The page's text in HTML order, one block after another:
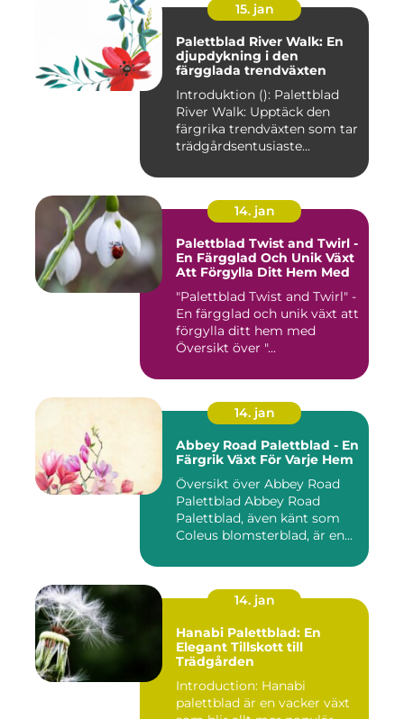
15. jan
Palettblad River Walk: En
djupdykning i den
färgglada trendväxten
Introduktion (): Palettblad
River Walk: Upptäck den
färgrika trendväxten som tar
trädgårdsentusiaste...
14. jan
Palettblad Twist and Twirl -
En Färgglad Och Unik Växt
Att Förgylla Ditt Hem Med
"Palettblad Twist and Twirl" -
En färgglad och unik växt att
förgylla ditt hem med
Översikt över "...
14. jan
Abbey Road Palettblad - En
Färgrik Växt För Varje Hem
Översikt över Abbey Road
Palettblad Abbey Road
Palettblad, även känt som
Coleus blomsterblad, är en...
14. jan
Hanabi Palettblad: En
Elegant Tillskott till
Trädgården
Introduction: Hanabi
palettblad är en vacker växt